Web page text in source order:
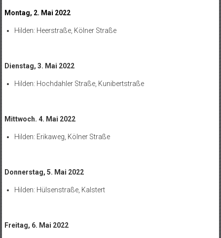
Montag, 2. Mai 2022
Hilden: Heerstraße, Kölner Straße
Dienstag, 3. Mai 2022
Hilden: Hochdahler Straße, Kunibertstraße
Mittwoch. 4. Mai 2022
Hilden: Erikaweg, Kölner Straße
Donnerstag, 5. Mai 2022
Hilden: Hülsenstraße, Kalstert
Freitag, 6. Mai 2022